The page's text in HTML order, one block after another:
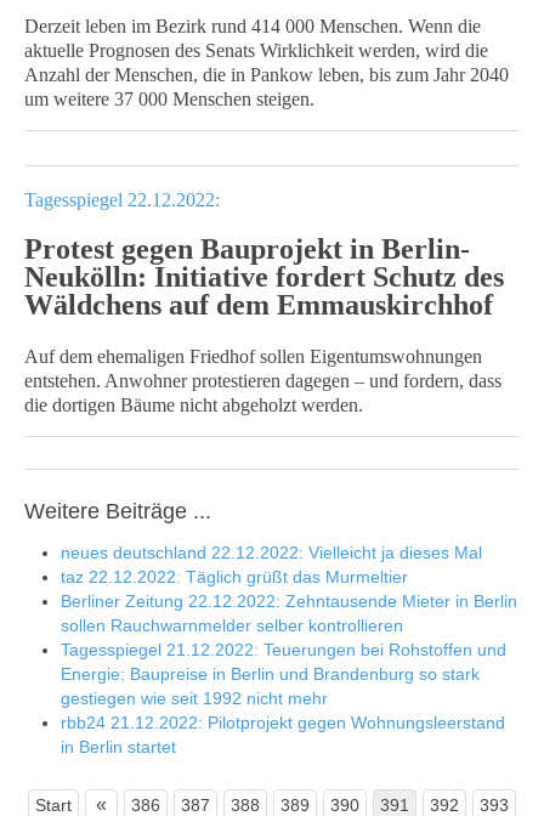
Derzeit leben im Bezirk rund 414 000 Menschen. Wenn die
aktuelle Prognosen des Senats Wirklichkeit werden, wird die
Anzahl der Menschen, die in Pankow leben, bis zum Jahr 2040
um weitere 37 000 Menschen steigen.
Tagesspiegel 22.12.2022:
Protest gegen Bauprojekt in Berlin-
Neukölln: Initiative fordert Schutz des
Wäldchens auf dem Emmauskirchhof
Auf dem ehemaligen Friedhof sollen Eigentumswohnungen
entstehen. Anwohner protestieren dagegen – und fordern, dass
die dortigen Bäume nicht abgeholzt werden.
Weitere Beiträge ...
neues deutschland 22.12.2022: Vielleicht ja dieses Mal
taz 22.12.2022: Täglich grüßt das Murmeltier
Berliner Zeitung 22.12.2022: Zehntausende Mieter in Berlin
sollen Rauchwarnmelder selber kontrollieren
Tagesspiegel 21.12.2022: Teuerungen bei Rohstoffen und
Energie: Baupreise in Berlin und Brandenburg so stark
gestiegen wie seit 1992 nicht mehr
rbb24 21.12.2022: Pilotprojekt gegen Wohnungsleerstand
in Berlin startet
Start « 386 387 388 389 390 391 392
393